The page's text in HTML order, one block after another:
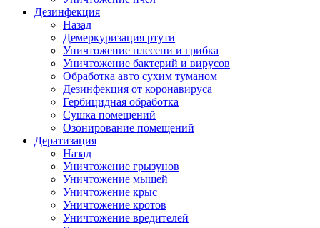
Дезинфекция
Назад
Демеркуризация ртути
Уничтожение плесени и грибка
Уничтожение бактерий и вирусов
Обработка авто сухим туманом
Дезинфекция от коронавируса
Гербицидная обработка
Сушка помещений
Озонирование помещений
Дератизация
Назад
Уничтожение грызунов
Уничтожение мышей
Уничтожение крыс
Уничтожение кротов
Уничтожение вредителей